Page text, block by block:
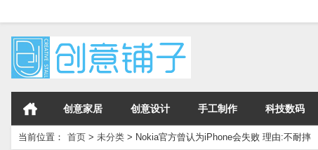
创意家居 创意设计 手工制作 科技数码
当前位置： 首页 > 未分类 > Nokia官方曾认为iPhone会失败 理由:不耐摔